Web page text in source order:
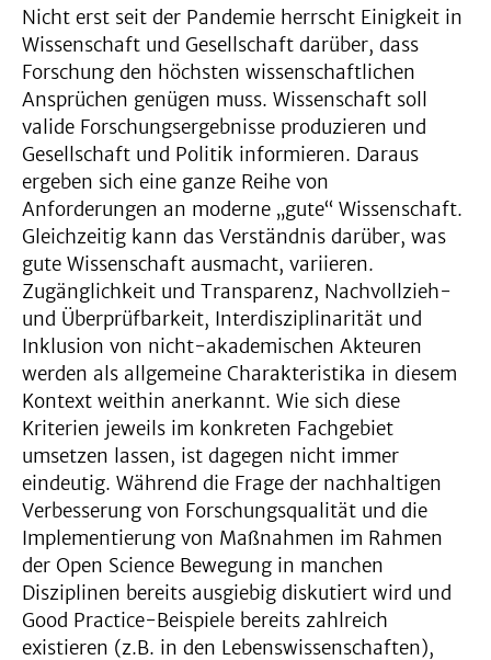
Nicht erst seit der Pandemie herrscht Einigkeit in
Wissenschaft und Gesellschaft darüber, dass
Forschung den höchsten wissenschaftlichen
Ansprüchen genügen muss. Wissenschaft soll
valide Forschungsergebnisse produzieren und
Gesellschaft und Politik informieren. Daraus
ergeben sich eine ganze Reihe von
Anforderungen an moderne „gute“ Wissenschaft.
Gleichzeitig kann das Verständnis darüber, was
gute Wissenschaft ausmacht, variieren.
Zugänglichkeit und Transparenz, Nachvollzieh-
und Überprüfbarkeit, Interdisziplinarität und
Inklusion von nicht-akademischen Akteuren
werden als allgemeine Charakteristika in diesem
Kontext weithin anerkannt. Wie sich diese
Kriterien jeweils im konkreten Fachgebiet
umsetzen lassen, ist dagegen nicht immer
eindeutig. Während die Frage der nachhaltigen
Verbesserung von Forschungsqualität und die
Implementierung von Maßnahmen im Rahmen
der Open Science Bewegung in manchen
Disziplinen bereits ausgiebig diskutiert wird und
Good Practice-Beispiele bereits zahlreich
existieren (z.B. in den Lebenswissenschaften),